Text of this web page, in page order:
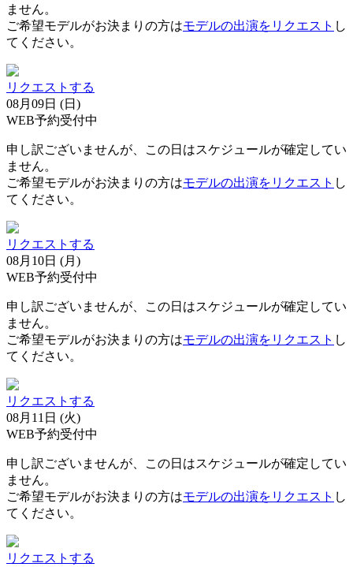
ません。
ご希望モデルがお決まりの方はモデルの出演をリクエスト し
てください。
リクエストする
08月09日 (日)
WEB予約受付中
申し訳ございませんが、この日はスケジュールが確定してい
ません。
ご希望モデルがお決まりの方はモデルの出演をリクエスト し
てください。
リクエストする
08月10日 (月)
WEB予約受付中
申し訳ございませんが、この日はスケジュールが確定してい
ません。
ご希望モデルがお決まりの方はモデルの出演をリクエスト し
てください。
リクエストする
08月11日 (火)
WEB予約受付中
申し訳ございませんが、この日はスケジュールが確定してい
ません。
ご希望モデルがお決まりの方はモデルの出演をリクエスト し
てください。
リクエストする